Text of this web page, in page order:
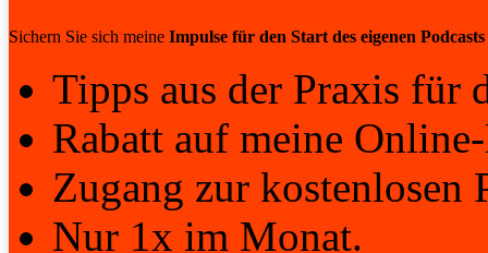
Sichern Sie sich meine Impulse für den Start des eigenen
Tipps aus der Praxis für
Rabatt auf meine
Zugang zur kostenlosen
Nur 1x im Monat.